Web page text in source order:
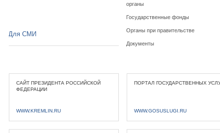
органы
Государственные фонды
Органы при правительстве
Документы
Для СМИ
САЙТ ПРЕЗИДЕНТА РОССИЙСКОЙ
ФЕДЕРАЦИИ
WWW.KREMLIN.RU
ПОРТАЛ ГОСУДАРСТВЕННЫХ
WWW.GOSUSLUGI.RU